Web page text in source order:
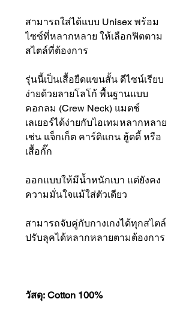
สามารถใส่ได้แบบ Unisex พร้อม
ไซซ์ที่หลากหลาย ให้เลือกฟิตตาม
สไตล์ที่ต้องการ
รุ่นนี้เป็นเสื้อยืดแขนสั้น ดีไซน์เรียบ
ง่ายด้วยลายโลโก้ พื้นฐานแบบ
คอกลม (Crew Neck) แมตช์
เลเยอร์ได้ง่ายกับไอเทมหลากหลาย
เช่น แจ็กเก็ต คาร์ดิแกน ฮู้ดดี้ หรือ
เสื้อกั๊ก
ออกแบบให้มีน้ำหนักเบา แต่ยังคง
ความมั่นใจแม้ใส่ตัวเดียว
สามารถจับคู่กับกางเกงได้ทุกสไตล์
ปรับลุคได้หลากหลายตามต้องการ
วัสดุ: Cotton 100%